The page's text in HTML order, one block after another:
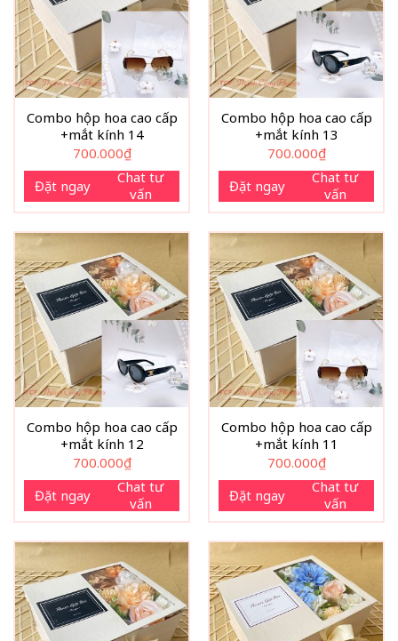
Combo hộp hoa cao cấp
+mắt kính 14
700.000₫
Đặt ngay
Chat tư
vấn
Combo hộp hoa cao cấp
+mắt kính 13
700.000₫
Đặt ngay
Chat tư
vấn
Combo hộp hoa cao cấp
+mắt kính 12
700.000₫
Đặt ngay
Chat tư
vấn
Combo hộp hoa cao cấp
+mắt kính 11
700.000₫
Đặt ngay
Chat tư
vấn